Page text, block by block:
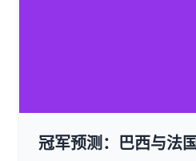
冠军预测：巴西与法